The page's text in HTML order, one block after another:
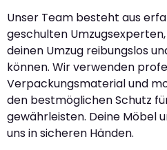
Unser Team besteht aus
geschulten
deinen Umzug reibungslos
können. Wir verwenden
Verpackungsmaterial und
den bestmöglichen Schutz
gewährleisten. Deine Möbel
uns in sicheren Händen.